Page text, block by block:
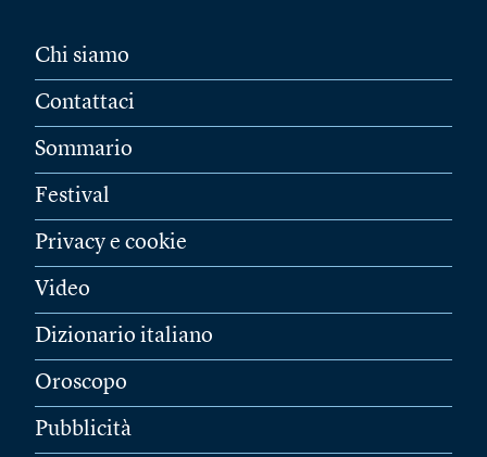
Chi siamo
Contattaci
Sommario
Festival
Privacy e cookie
Video
Dizionario italiano
Oroscopo
Pubblicità